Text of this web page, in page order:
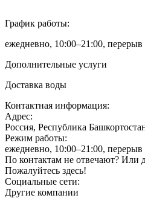
График работы:
ежедневно, 10:00–21:00, перерыв
Дополнительные услуги
Доставка воды
Контактная информация:
Адрес:
Россия, Республика
Режим работы:
ежедневно, 10:00–21:00, перерыв
По контактам не отвечают? Или
Пожалуйтесь здесь!
Социальные сети:
Другие компании